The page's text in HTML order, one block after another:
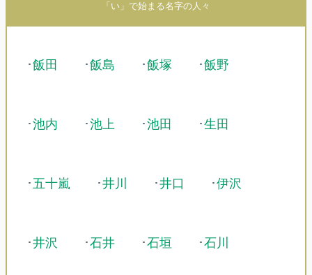
「い」で始まる名字の人々
･飯田 ･飯島 ･飯塚 ･飯野
･池内 ･池上 ･池田 ･生田
･五十嵐 ･井川 ･井口 ･伊沢
･井沢 ･石井 ･石垣 ･石川